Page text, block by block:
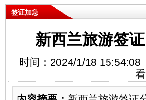
签证加急
新西兰旅游签
时间：2024/1/18